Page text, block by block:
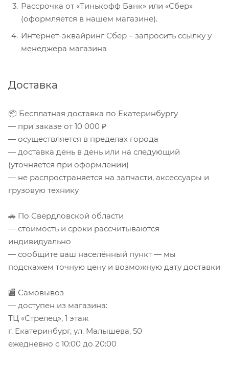
Рассрочка от «Тинькофф Банк» или «Сбер»
(оформляется в нашем магазине).
Интернет-эквайринг Сбер – запросить ссылку у
менеджера магазина
Доставка
📦 Бесплатная доставка по Екатеринбургу
— при заказе от 10 000 ₽
— осуществляется в пределах города
— доставка день в день или на следующий
(уточняется при оформлении)
— не распространяется на запчасти, аксессуары и
грузовую технику
🚗 По Свердловской области
— стоимость и сроки рассчитываются
индивидуально
— сообщите ваш населённый пункт — мы
подскажем точную цену и возможную дату доставки
🏬 Самовывоз
— доступен из магазина:
ТЦ «Стрелец», 1 этаж
г. Екатеринбург, ул. Малышева, 50
ежедневно с 10:00 до 20:00